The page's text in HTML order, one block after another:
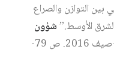
بين التوازن والصراع
الأوسط.”شؤون
: السنة 26، العدد 153، ربيع-صيف 2016. ص 79-